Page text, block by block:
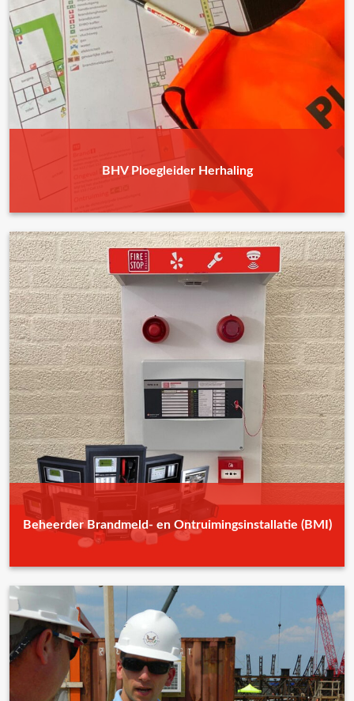
BHV Ploegleider Herhaling
Beheerder Brandmeld- en Ontruimingsinstallatie (BMI)